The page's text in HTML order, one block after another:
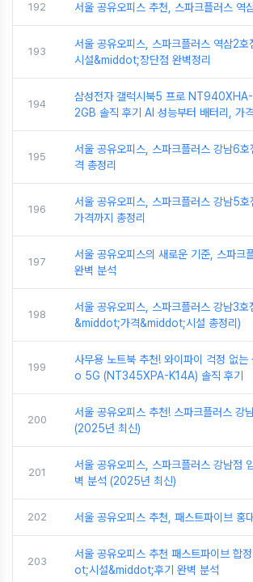
192 서울 공유오피스 추천, 스파크플러스 역
193
서울 공유오피스, 스파크플러스 역삼2
시설&middot;장단점 완벽정리
194
삼성전자 갤럭시북5 프로
2GB 솔직 후기 AI 성능부터 배터리, 가
195
서울 공유오피스, 스파크플러스 강남6
격 총정리
196
서울 공유오피스, 스파크플러스 강남5호
가격까지 총정리
197
서울 공유오피스의 새로운 기준, 스파크
완벽 분석
198
서울 공유오피스, 스파크플러스 강남3호
&middot;가격&middot;시설 총정리)
199
사무용 노트북 추천! 와이파이 걱정 없는
o 5G (NT345XPA-K14A) 솔직 후기
200
서울 공유오피스 추천! 스파크플러스 강
(2025년 최신)
201
서울 공유오피스, 스파크플러스 강남점
벽 분석 (2025년 최신)
202 서울 공유오피스 추천, 패스트파이브 홍
203
서울 공유오피스 추천 패스트파이브 합
ot;시설&middot;후기 완벽 분석